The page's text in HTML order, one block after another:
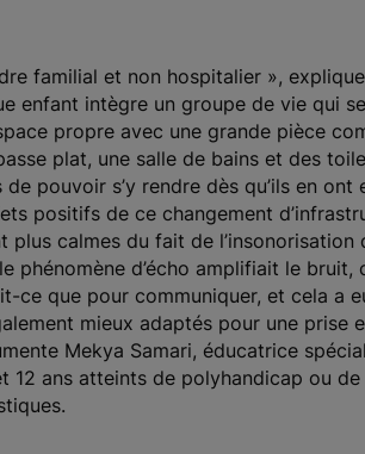
familial et non hospitalier »,
enfant intègre un groupe de vie qui
propre avec une grande pièce
plat, une salle de bains et des
pouvoir s’y rendre dès qu’ils en ont
positifs de ce changement
calmes du fait de l’insonorisation
d’écho amplifiait le bruit,
ce que pour communiquer, et cela a
mieux adaptés pour une prise
Mekya Samari, éducatrice
12 ans atteints de polyhandicap ou